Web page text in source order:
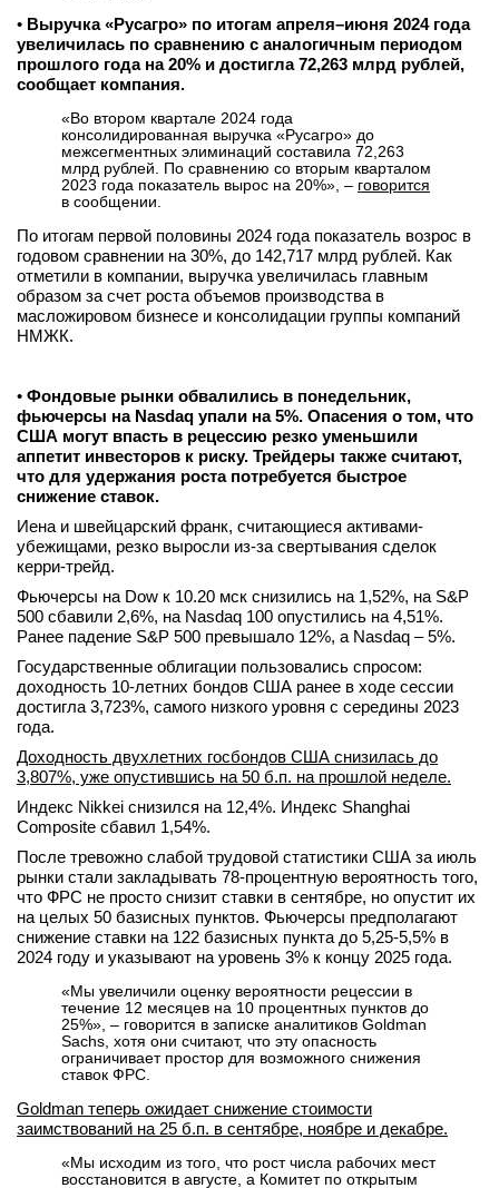
• Выручка «Русагро» по итогам апреля–июня 2024 года
увеличилась по сравнению с аналогичным периодом
прошлого года на 20% и достигла 72,263 млрд рублей,
сообщает компания.
«Во втором квартале 2024 года
консолидированная выручка «Русагро» до
межсегментных элиминаций составила 72,263
млрд рублей. По сравнению со вторым кварталом
2023 года показатель вырос на 20%», – говорится
в сообщении.
По итогам первой половины 2024 года показатель возрос в
годовом сравнении на 30%, до 142,717 млрд рублей. Как
отметили в компании, выручка увеличилась главным
образом за счет роста объемов производства в
масложировом бизнесе и консолидации группы компаний
НМЖК.
• Фондовые рынки обвалились в понедельник,
фьючерсы на Nasdaq упали на 5%. Опасения о том, что
США могут впасть в рецессию резко уменьшили
аппетит инвесторов к риску. Трейдеры также считают,
что для удержания роста потребуется быстрое
снижение ставок.
Иена и швейцарский франк, считающиеся активами-
убежищами, резко выросли из-за свертывания сделок
керри-трейд.
Фьючерсы на Dow к 10.20 мск снизились на 1,52%, на S&P
500 сбавили 2,6%, на Nasdaq 100 опустились на 4,51%.
Ранее падение S&P 500 превышало 12%, а Nasdaq – 5%.
Государственные облигации пользовались спросом:
доходность 10-летних бондов США ранее в ходе сессии
достигла 3,723%, самого низкого уровня с середины 2023
года.
Доходность двухлетних госбондов США снизилась до
3,807%, уже опустившись на 50 б.п. на прошлой неделе.
Индекс Nikkei снизился на 12,4%. Индекс Shanghai
Composite сбавил 1,54%.
После тревожно слабой трудовой статистики США за июль
рынки стали закладывать 78-процентную вероятность того,
что ФРС не просто снизит ставки в сентябре, но опустит их
на целых 50 базисных пунктов. Фьючерсы предполагают
снижение ставки на 122 базисных пункта до 5,25-5,5% в
2024 году и указывают на уровень 3% к концу 2025 года.
«Мы увеличили оценку вероятности рецессии в
течение 12 месяцев на 10 процентных пунктов до
25%», – говорится в записке аналитиков Goldman
Sachs, хотя они считают, что эту опасность
ограничивает простор для возможного снижения
ставок ФРС.
Goldman теперь ожидает снижение стоимости
заимствований на 25 б.п. в сентябре, ноябре и декабре.
«Мы исходим из того, что рост числа рабочих мест
восстановится в августе, а Комитет по открытым